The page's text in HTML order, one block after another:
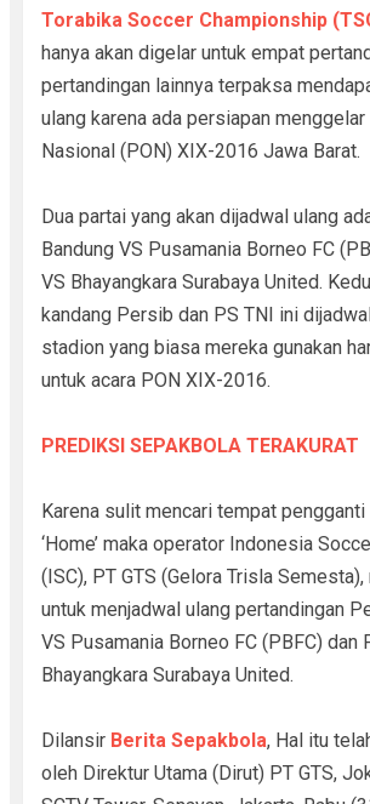
Torabika Soccer Championship
hanya akan digelar untuk empat
pertandingan lainnya terpaksa
ulang karena ada persiapan
Nasional (PON) XIX-2016 Jawa Barat.
Dua partai yang akan dijadwal ulang
Bandung VS Pusamania Borneo FC
VS Bhayangkara Surabaya United.
kandang Persib dan PS TNI ini
stadion yang biasa mereka gunakan
untuk acara PON XIX-2016.
PREDIKSI SEPAKBOLA TERAKURAT
Karena sulit mencari tempat
‘Home’ maka operator Indonesia
(ISC), PT GTS (Gelora Trisla
untuk menjadwal ulang pertandingan
VS Pusamania Borneo FC (PBFC) dan
Bhayangkara Surabaya United.
Dilansir Berita Sepakbola, Hal itu
oleh Direktur Utama (Dirut) PT GTS,